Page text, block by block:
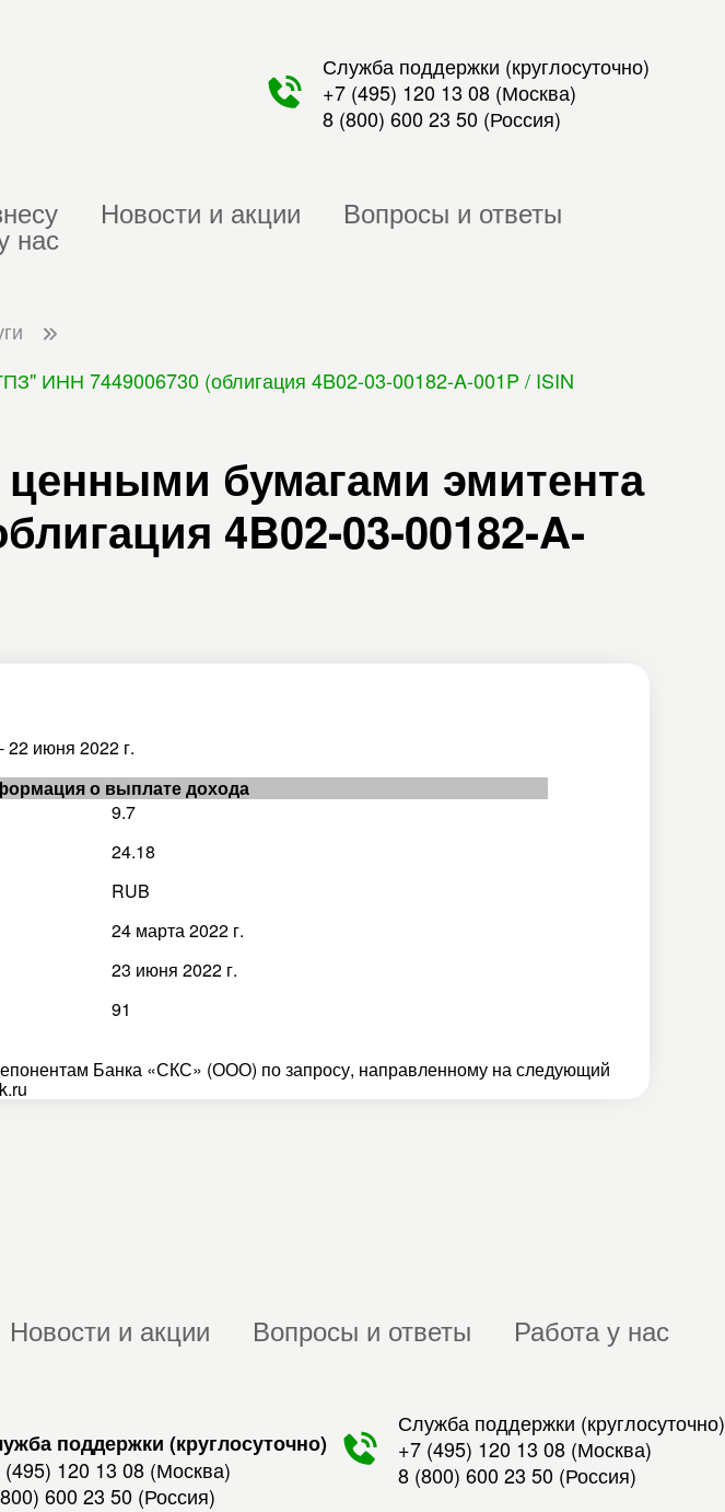
Служба поддержки (круглосуточно)
+7 (495) 120 13 08 (Москва)
8 (800) 600 23 50 (Россия)
Новости и акции Вопросы и ответы
нас
ИНН 7449006730 (облигация 4B02-03-00182-A-001P / ISIN
бумагами эмитента
4B02-03-00182-A-
июня 2022 г.
о выплате дохода
9.7
24.18
RUB
24 марта 2022 г.
23 июня 2022 г.
91
Банка «СКС» (ООО) по запросу, направленному на следующий
Новости и акции Вопросы и ответы Работа у нас
Служба поддержки (круглосуточно)
+7 (495) 120 13 08 (Москва)
8 (800) 600 23 50 (Россия)
поддержки (круглосуточно)
(495) 120 13 08 (Москва)
600 23 50 (Россия)